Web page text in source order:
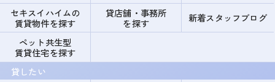
セキスイハイムの
賃貸物件を探す
貸店舗・事務所
を探す
新着スタッフブログ
ペット共生型
賃貸住宅を探す
貸したい